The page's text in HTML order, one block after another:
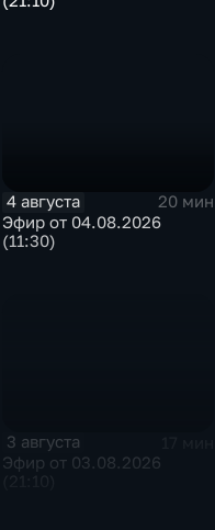
4 августа
20 мин
Эфир от 04.08.2026
(11:30)
3 августа
Эфир от 03.08.2026